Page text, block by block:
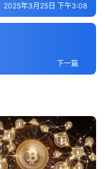
2025年3月25日 下午3:08
下一篇